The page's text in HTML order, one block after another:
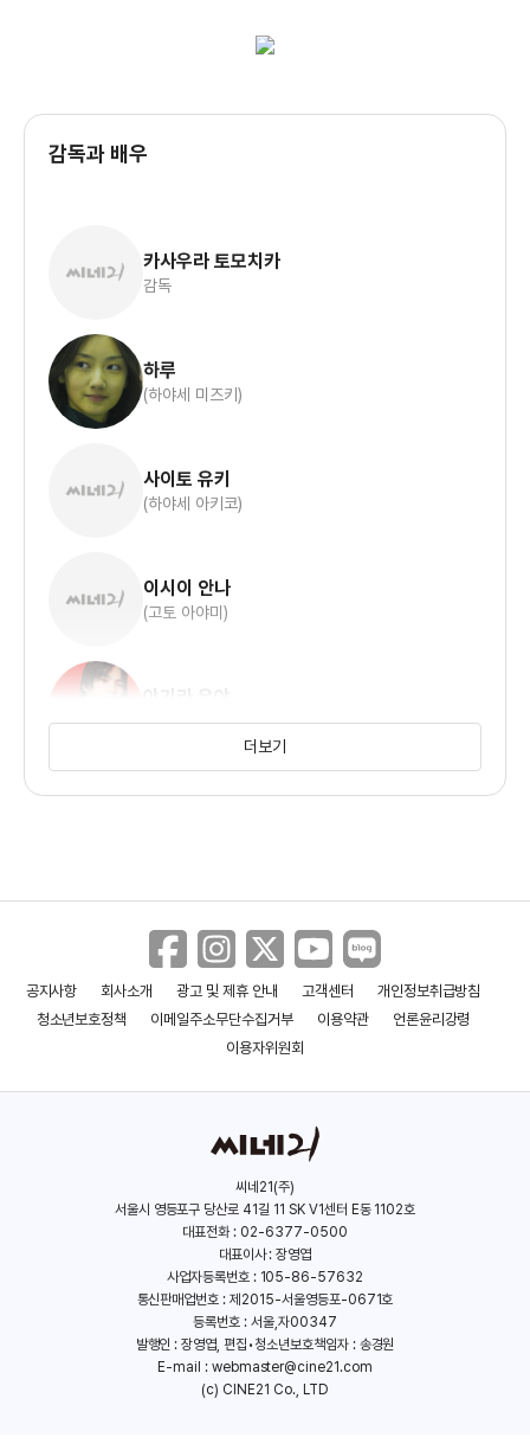
감독과 배우
카사우라 토모치카
감독
하루
(하야세 미즈키)
사이토 유키
(하야세 아키코)
이시이 안나
(고토 아야미)
야기라 유야
(마츠시마 타이치)
(마키무라 후미에)
더보기
공지사항 회사소개 광고 및 제휴 안내 고객센터
개인정보취급방침
청소년보호정책
이메일주소무단수집거부 이용약관
언론윤리강령
이용자위원회
씨네21(주)
서울시 영등포구 당산로 41길 11 SK V1센터 E동 1102호
대표전화 : 02-6377-0500
대표이사 : 장영엽
사업자등록번호 : 105-86-57632
통신판매업번호 : 제2015-서울영등포-0671호
등록번호 : 서울,자00347
발행인 : 장영엽, 편집•청소년보호책임자 : 송경원
E-mail : webmaster@cine21.com
(c) CINE21 Co., LTD